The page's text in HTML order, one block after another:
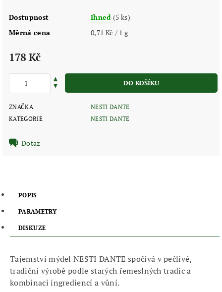
Dostupnost Ihned(5 ks)
Měrná cena
0,71 Kč / 1 g
178 Kč
ZNAČKA
NESTI DANTE
KATEGORIE
NESTI DANTE
Dotaz
POPIS
PARAMETRY
DISKUZE
Tajemství mýdel NESTI DANTE spočívá v pečlivé,
tradiční výrobě podle starých řemeslných tradic a
kombinaci ingrediencí a vůní.